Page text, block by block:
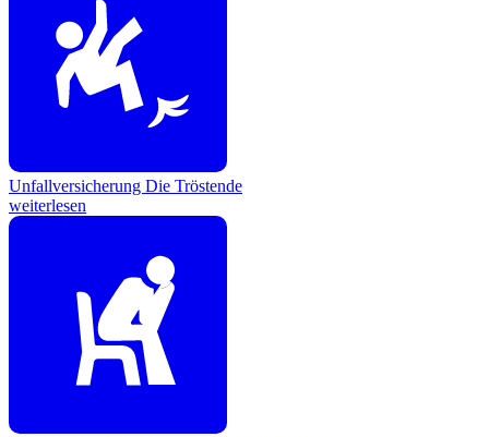
Unfallversicherung Die Tröstende
weiterlesen